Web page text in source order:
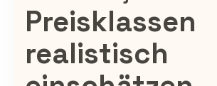
Preisklassen
realistisch